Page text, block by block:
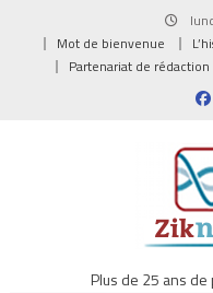
Mot de bienvenue
Partenariat de rédaction
Plus de 25 ans